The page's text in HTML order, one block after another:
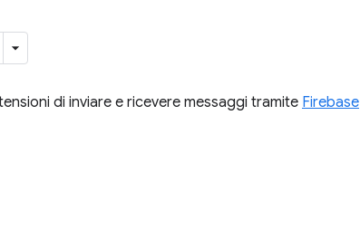
di inviare e ricevere messaggi tramite Firebase